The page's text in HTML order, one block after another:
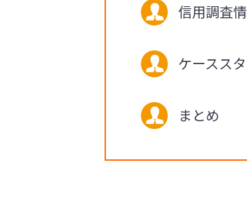
信用調査
ケースス
まとめ